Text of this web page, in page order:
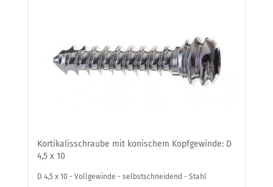
Kortikalisschraube mit konischem Kopfgewinde: D
4,5 x 10
D 4,5 x 10 - Vollgewinde - selbstschneidend - Stahl